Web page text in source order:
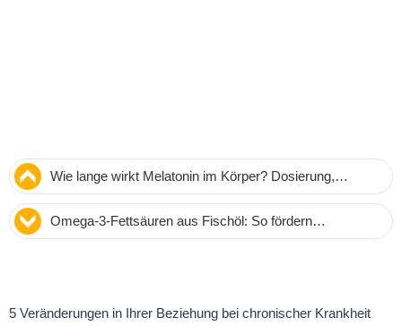
Wie lange wirkt Melatonin im Körper? Dosierung,
Wirkungsdauer und Expertenrat
Omega-3-Fettsäuren aus Fischöl: So fördern
Nahrungsergänzungsmittel flexible Gelenke*
5 Veränderungen in Ihrer Beziehung bei chronischer Krankheit